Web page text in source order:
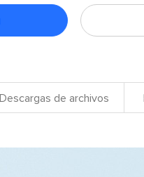
Descargas de archivos